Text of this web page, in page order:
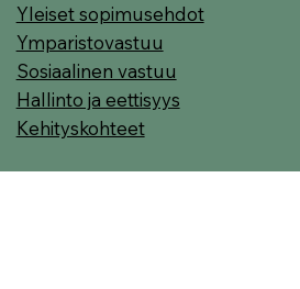
Yleiset sopimusehdot
Ymparistovastuu
Sosiaalinen vastuu
Hallinto ja eettisyys
Kehityskohteet